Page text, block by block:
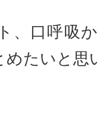
、口呼吸
めたいと思